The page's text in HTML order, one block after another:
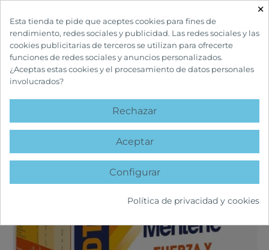
INICIO CONTROL DE PESO
favorite
×
Esta tienda te pide que aceptes cookies para fines de
rendimiento, redes sociales y publicidad. Las redes sociales y las
cookies publicitarias de terceros se utilizan para ofrecerte
funciones de redes sociales y anuncios personalizados.
¿Aceptas estas cookies y el procesamiento de datos personales
involucrados?
Rechazar
Aceptar
Configurar
Política de privacidad y cookies